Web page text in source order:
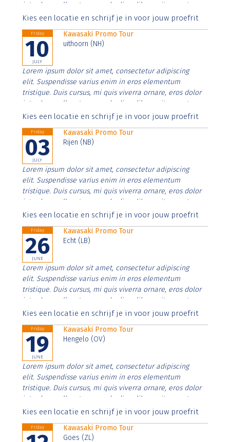
interdum nulla, ut commodo diam libero vitae erat.
Aenean faucibus nibh et justo cursus id rutrum lorem
Kies een locatie en schrijf je in voor jouw proefrit
Friday
10
JULY
Kawasaki Promo Tour
uithoorn (NH)
Lorem ipsum dolor sit amet, consectetur adipiscing
elit. Suspendisse varius enim in eros elementum
tristique. Duis cursus, mi quis viverra ornare, eros dolor
interdum nulla, ut commodo diam libero vitae erat.
Aenean faucibus nibh et justo cursus id rutrum lorem
Kies een locatie en schrijf je in voor jouw proefrit
Friday
03
JULY
Kawasaki Promo Tour
Rijen (NB)
Lorem ipsum dolor sit amet, consectetur adipiscing
elit. Suspendisse varius enim in eros elementum
tristique. Duis cursus, mi quis viverra ornare, eros dolor
interdum nulla, ut commodo diam libero vitae erat.
Aenean faucibus nibh et justo cursus id rutrum lorem
Kies een locatie en schrijf je in voor jouw proefrit
Friday
26
JUNE
Kawasaki Promo Tour
Echt (LB)
Lorem ipsum dolor sit amet, consectetur adipiscing
elit. Suspendisse varius enim in eros elementum
tristique. Duis cursus, mi quis viverra ornare, eros dolor
interdum nulla, ut commodo diam libero vitae erat.
Aenean faucibus nibh et justo cursus id rutrum lorem
Kies een locatie en schrijf je in voor jouw proefrit
Friday
19
JUNE
Kawasaki Promo Tour
Hengelo (OV)
Lorem ipsum dolor sit amet, consectetur adipiscing
elit. Suspendisse varius enim in eros elementum
tristique. Duis cursus, mi quis viverra ornare, eros dolor
interdum nulla, ut commodo diam libero vitae erat.
Aenean faucibus nibh et justo cursus id rutrum lorem
Kies een locatie en schrijf je in voor jouw proefrit
Friday
Kawasaki Promo Tour
Goes (ZL)